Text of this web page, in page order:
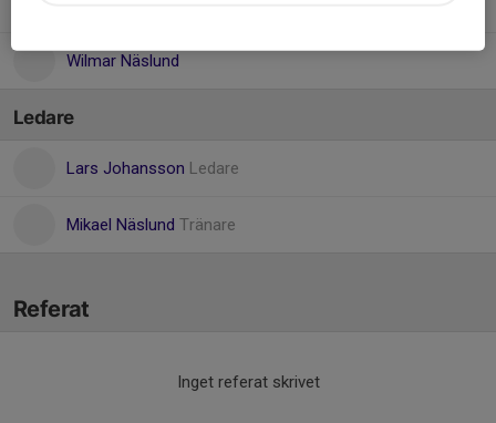
Wilmar Näslund
Ledare
Lars Johansson Ledare
Mikael Näslund Tränare
Referat
Inget referat skrivet